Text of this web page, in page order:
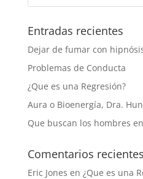
Entradas recientes
Dejar de fumar con
Problemas de Conducta
¿Que es una Regresión?
Aura o Bioenergía, Dra.
Que buscan los hombres
Comentarios recientes
Eric Jones en ¿Que es una